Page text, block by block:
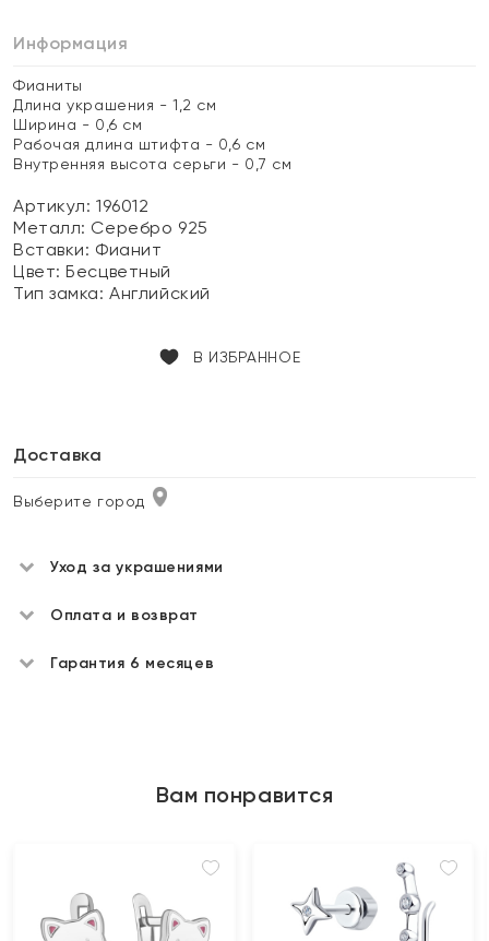
Информация
Фианиты
Длина украшения - 1,2 см
Ширина - 0,6 см
Рабочая длина штифта - 0,6 см
Внутренняя высота серьги - 0,7 см
Артикул: 196012
Металл: Серебро 925
Вставки: Фианит
Цвет:Бесцветный
Тип замка:Английский
В ИЗБРАННОЕ
Доставка
Выберите город
Уход за украшениями
Оплата и возврат
Гарантия 6 месяцев
Вам понравится